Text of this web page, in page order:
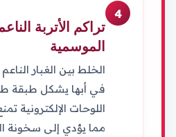
4
تراكم الأتربة
الموسمية
الخلط بين الغبار
في أبها يشكل طبقة
اللوحات الإلكترونية
مما يؤدي إلى سخونة